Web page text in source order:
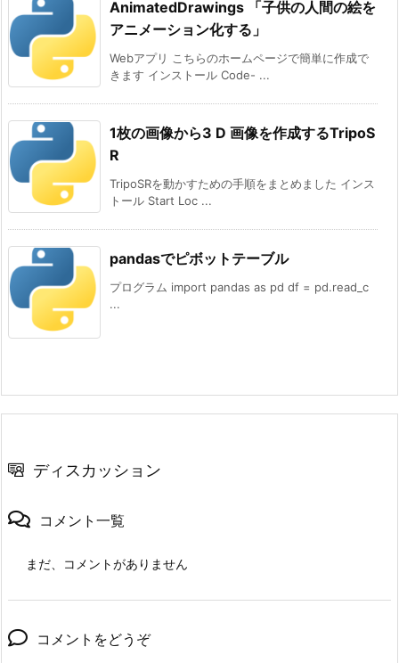
AnimatedDrawings 「子供の人間の絵を
アニメーション化する」
Webアプリ こちらのホームページで簡単に作成で
きます インストール Code- ...
1枚の画像から3 D 画像を作成するTripoS
R
TripoSRを動かすための手順をまとめました インス
トール Start Loc ...
pandasでピボットテーブル
プログラム import pandas as pd df = pd.read_c
...
ディスカッション
コメント一覧
まだ、コメントがありません
コメントをどうぞ